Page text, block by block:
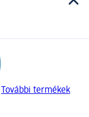
További termékek